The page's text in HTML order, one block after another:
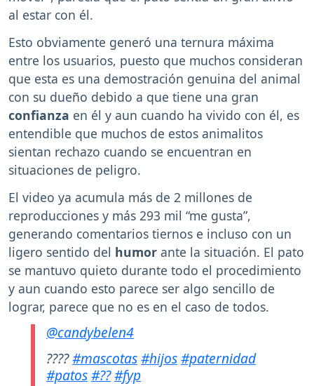
al estar con él.
Esto obviamente generó una ternura máxima
entre los usuarios, puesto que muchos consideran
que esta es una demostración genuina del animal
con su dueño debido a que tiene una gran
confianza en él y aun cuando ha vivido con él, es
entendible que muchos de estos animalitos
sientan rechazo cuando se encuentran en
situaciones de peligro.
El video ya acumula más de 2 millones de
reproducciones y más 293 mil “me gusta”,
generando comentarios tiernos e incluso con un
ligero sentido del humor ante la situación. El pato
se mantuvo quieto durante todo el procedimiento
y aun cuando esto parece ser algo sencillo de
lograr, parece que no es en el caso de todos.
@candybelen4
????#mascotas#hijos#paternidad
#patos#??#fyp